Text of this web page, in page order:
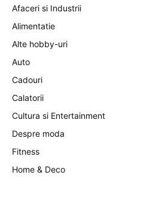
Afaceri si Industrii
Alimentatie
Alte hobby-uri
Auto
Cadouri
Calatorii
Cultura si Entertainment
Despre moda
Fitness
Home & Deco